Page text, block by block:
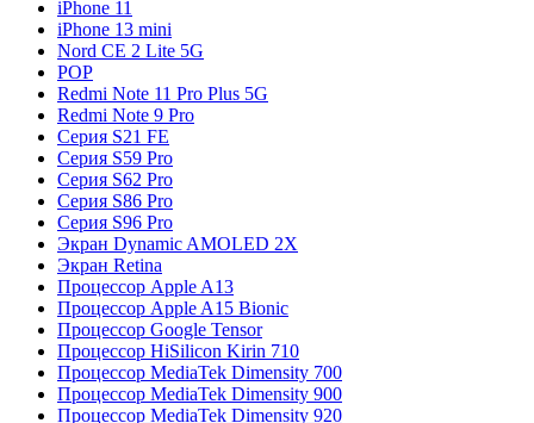
iPhone 11
iPhone 13 mini
Nord CE 2 Lite 5G
POP
Redmi Note 11 Pro Plus 5G
Redmi Note 9 Pro
Серия S21 FE
Серия S59 Pro
Серия S62 Pro
Серия S86 Pro
Серия S96 Pro
Экран Dynamic AMOLED 2X
Экран Retina
Процессор Apple A13
Процессор Apple A15 Bionic
Процессор Google Tensor
Процессор HiSilicon Kirin 710
Процессор MediaTek Dimensity 700
Процессор MediaTek Dimensity 900
Процессор MediaTek Dimensity 920